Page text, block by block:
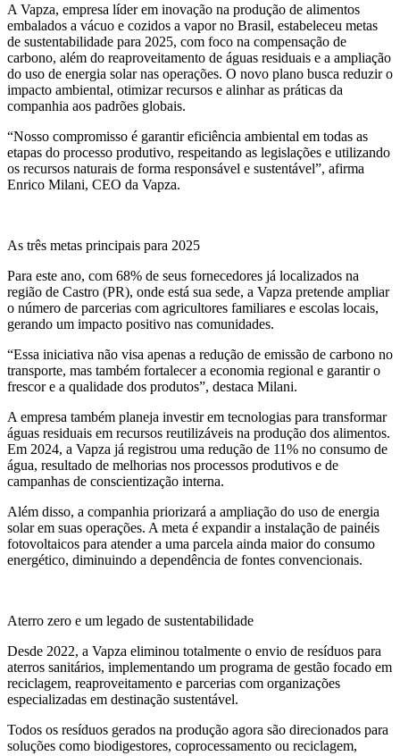
A Vapza, empresa líder em inovação na produção de alimentos
embalados a vácuo e cozidos a vapor no Brasil, estabeleceu metas
de sustentabilidade para 2025, com foco na compensação de
carbono, além do reaproveitamento de águas residuais e a ampliação
do uso de energia solar nas operações. O novo plano busca reduzir o
impacto ambiental, otimizar recursos e alinhar as práticas da
companhia aos padrões globais.
“Nosso compromisso é garantir eficiência ambiental em todas as
etapas do processo produtivo, respeitando as legislações e utilizando
os recursos naturais de forma responsável e sustentável”, afirma
Enrico Milani, CEO da Vapza.
As três metas principais para 2025
Para este ano, com 68% de seus fornecedores já localizados na
região de Castro (PR), onde está sua sede, a Vapza pretende ampliar
o número de parcerias com agricultores familiares e escolas locais,
gerando um impacto positivo nas comunidades.
“Essa iniciativa não visa apenas a redução de emissão de carbono no
transporte, mas também fortalecer a economia regional e garantir o
frescor e a qualidade dos produtos”, destaca Milani.
A empresa também planeja investir em tecnologias para transformar
águas residuais em recursos reutilizáveis na produção dos alimentos.
Em 2024, a Vapza já registrou uma redução de 11% no consumo de
água, resultado de melhorias nos processos produtivos e de
campanhas de conscientização interna.
Além disso, a companhia priorizará a ampliação do uso de energia
solar em suas operações. A meta é expandir a instalação de painéis
fotovoltaicos para atender a uma parcela ainda maior do consumo
energético, diminuindo a dependência de fontes convencionais.
Aterro zero e um legado de sustentabilidade
Desde 2022, a Vapza eliminou totalmente o envio de resíduos para
aterros sanitários, implementando um programa de gestão focado em
reciclagem, reaproveitamento e parcerias com organizações
especializadas em destinação sustentável.
Todos os resíduos gerados na produção agora são direcionados para
soluções como biodigestores, coprocessamento ou reciclagem,